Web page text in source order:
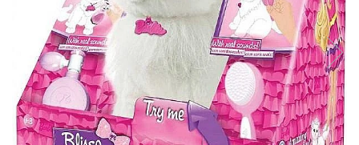
Miniaturi Arkham Horror
Miniaturi HEROCLIX
Accesorii pentru boardgames
Protectii carti (Sleeves)
Playmats
Deck Boxes/Cutii pentru carti